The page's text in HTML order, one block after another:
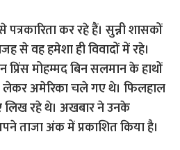
कर रहे हैं। सुन्नी शासकों
वह हमेशा ही विवादों में रहे।
मोहम्मद बिन सलमान के हाथों
लेकर अमेरिका चले गए थे। फिलहाल
लिख रहे थे। अखबार ने उनके
ताजा अंक में प्रकाशित किया है।